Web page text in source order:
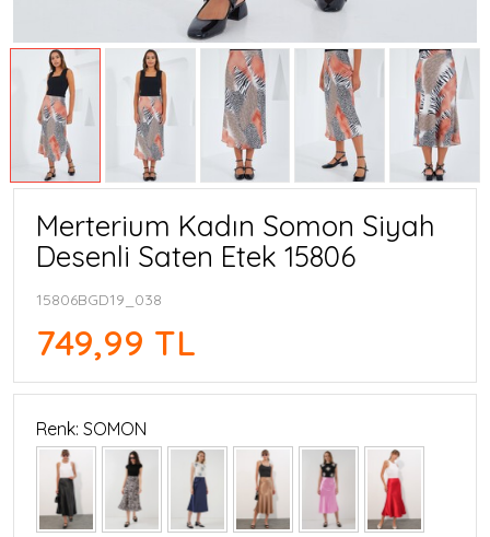
Merterium Kadın Somon Siyah
Desenli Saten Etek 15806
15806BGD19_038
749,99 TL
Renk: SOMON